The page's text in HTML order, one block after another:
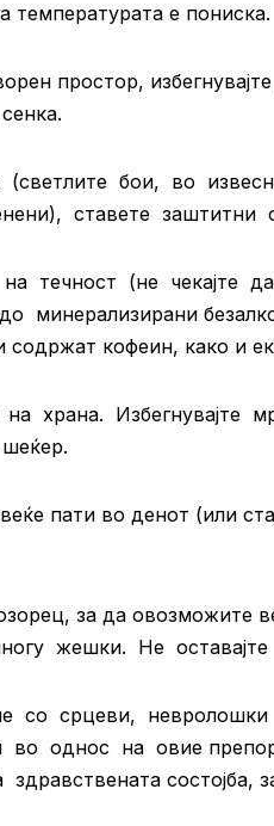
температурата е пониска.
простор,
бои, во
ставете заштитни
течност (не чекајте
содржат кофеин, како и
храна. Избегнувајте
пати во денот (или
за да овозможите
жешки. Не
со срцеви,
однос на овие
состојба,